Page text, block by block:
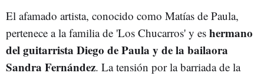
El afamado artista, conocido como Matías de Paula,
pertenece a la familia de 'Los Chucarros' y es hermano
del guitarrista Diego de Paula y de la bailaora
Sandra Fernández. La tensión por la barriada de la